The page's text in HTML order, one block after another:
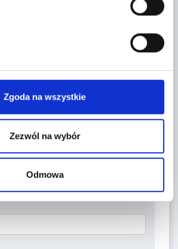
Zgoda na wszystkie
Zezwól na wybór
Odmowa
Leaflet|©OpenStreetMap
FORM